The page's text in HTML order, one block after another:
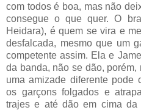
com todos é boa, mas não
consegue o que quer. O
Heidara), é quem se vira e
desfalcada, mesmo que um
competente assim. Ela e
da banda, não se dão,
uma amizade diferente pode
os garçons folgados e
trajes e até dão em cima da